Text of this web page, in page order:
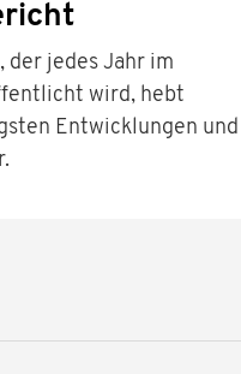
der jedes Jahr im
wird, hebt
Entwicklungen und